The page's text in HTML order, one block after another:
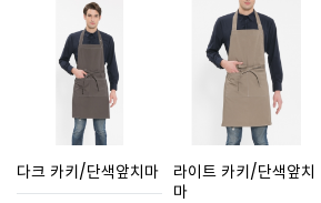
다크 카키/단색앞치마
라이트 카키/단색앞치
마